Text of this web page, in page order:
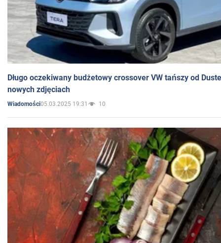
Długo oczekiwany budżetowy crossover VW tańszy od
nowych zdjęciach
Wiadomości05.03.2025 19:31 10